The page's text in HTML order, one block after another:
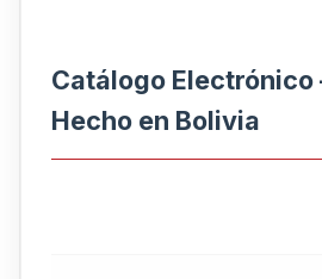
Catálogo Electrónico
Hecho en Bolivia